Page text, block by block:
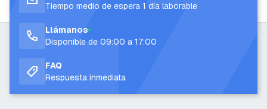
Tiempo medio de espera 1 día laborable
Llámanos
Disponible de 09:00 a 17:00
FAQ
Respuesta inmediata